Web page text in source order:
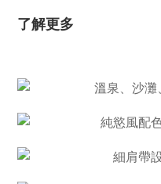
了解更多